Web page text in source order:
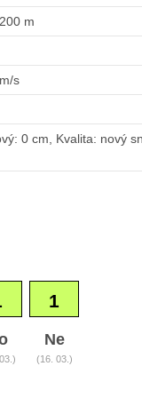
m
s
0 cm, Kvalita: nový
1
Ne
(16. 03.)